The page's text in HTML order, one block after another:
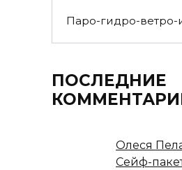
Паро-гидро-ветро-
ПОСЛЕДНИЕ
Олеся
Сейф-